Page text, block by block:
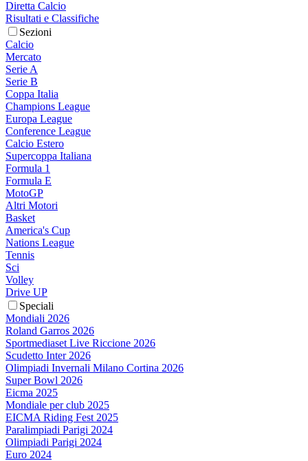
Diretta Calcio
Risultati e Classifiche
Sezioni
Calcio
Mercato
Serie A
Serie B
Coppa Italia
Champions League
Europa League
Conference League
Calcio Estero
Supercoppa Italiana
Formula 1
Formula E
MotoGP
Altri Motori
Basket
America's Cup
Nations League
Tennis
Sci
Volley
Drive UP
Speciali
Mondiali 2026
Roland Garros 2026
Sportmediaset Live Riccione 2026
Scudetto Inter 2026
Olimpiadi Invernali Milano Cortina 2026
Super Bowl 2026
Eicma 2025
Mondiale per club 2025
EICMA Riding Fest 2025
Paralimpiadi Parigi 2024
Olimpiadi Parigi 2024
Euro 2024